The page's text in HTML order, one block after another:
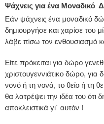
Ψάχνεις για ένα Μοναδικό
Εάν ψάχνεις ένα μοναδικό
δημιουργήσε και χαρίσε του
λάβε πίσω τον ενθουσιασμό
Είτε πρόκειται για δώρο
χριστουγεννιάτικο δώρο,
νονό ή τη νονά, το θείο ή τη
θα λατρέψει την ιδέα του ότι
αποκλειστικά γι΄ αυτόν !